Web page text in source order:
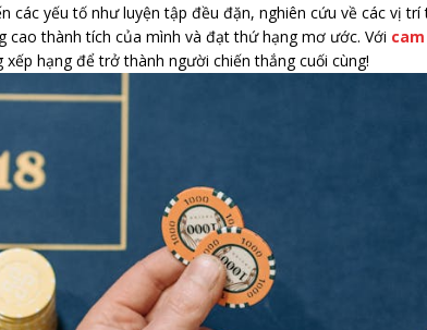
các yếu tố như luyện tập đều đặn, nghiên cứu về các vị
thành tích của mình và đạt thứ hạng mơ ước. Với
hạng để trở thành người chiến thắng cuối cùng!